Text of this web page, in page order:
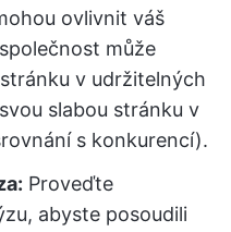
ovlivnit váš
může
v udržitelných
slabou stránku v
s konkurencí).
Proveďte
abyste posoudili